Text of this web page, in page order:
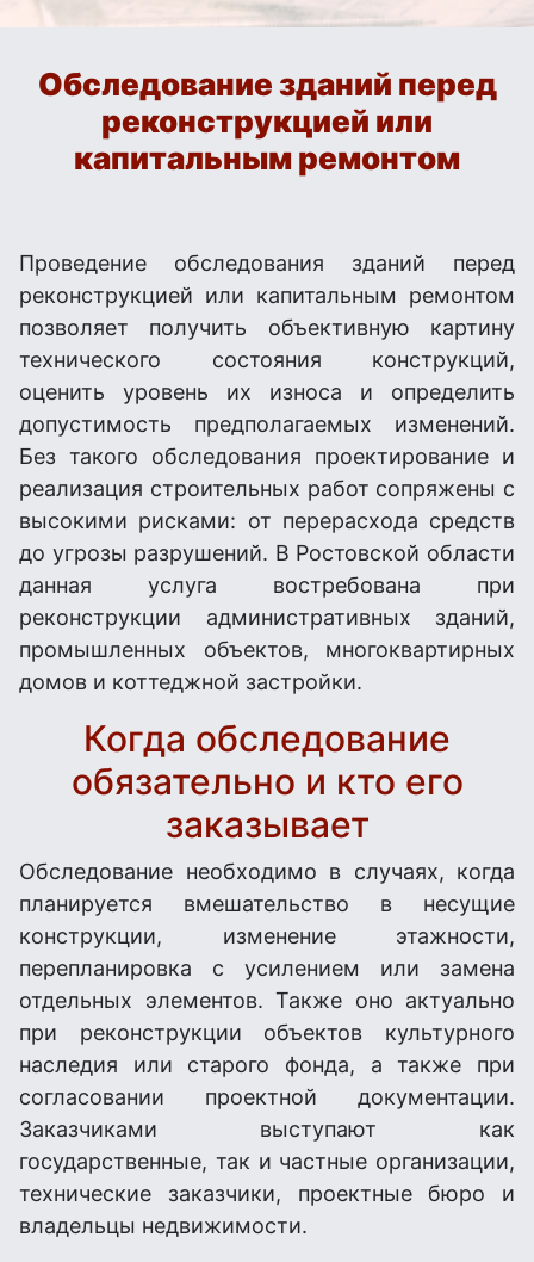
Обследование зданий перед
реконструкцией или
капитальным ремонтом
Проведение обследования зданий перед
реконструкцией или капитальным ремонтом
позволяет получить объективную картину
технического состояния конструкций,
оценить уровень их износа и определить
допустимость предполагаемых изменений.
Без такого обследования проектирование и
реализация строительных работ сопряжены с
высокими рисками: от перерасхода средств
до угрозы разрушений. В Ростовской области
данная услуга востребована при
реконструкции административных зданий,
промышленных объектов, многоквартирных
домов и коттеджной застройки.
Когда обследование
обязательно и кто его
заказывает
Обследование необходимо в случаях, когда
планируется вмешательство в несущие
конструкции, изменение этажности,
перепланировка с усилением или замена
отдельных элементов. Также оно актуально
при реконструкции объектов культурного
наследия или старого фонда, а также при
согласовании проектной документации.
Заказчиками выступают как
государственные, так и частные организации,
технические заказчики, проектные бюро и
владельцы недвижимости.